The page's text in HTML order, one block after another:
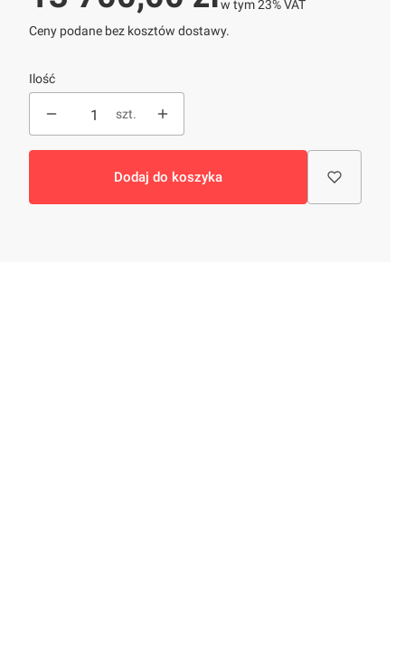
w tym 23% VAT
w tym23%VAT
Ceny podane bez kosztów dostawy.
Ilość
szt.
Dodaj do koszyka